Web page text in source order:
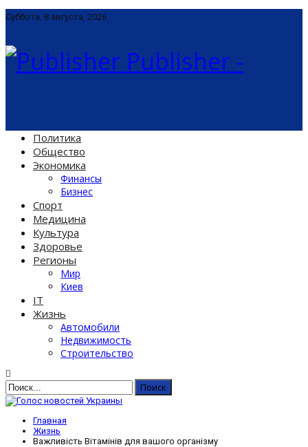
Суббота, 8 августа, 2026
Publisher -
Политика
Общество
Экономика
Финансы
Бизнес
Спорт
Медицина
Культура
Здоровье
Регионы
Мир
Киев
IT
Жизнь
Автомобили
Недвижимость
Строительство
Главная
Жизнь
Важливість Вітамінів для вашого організму